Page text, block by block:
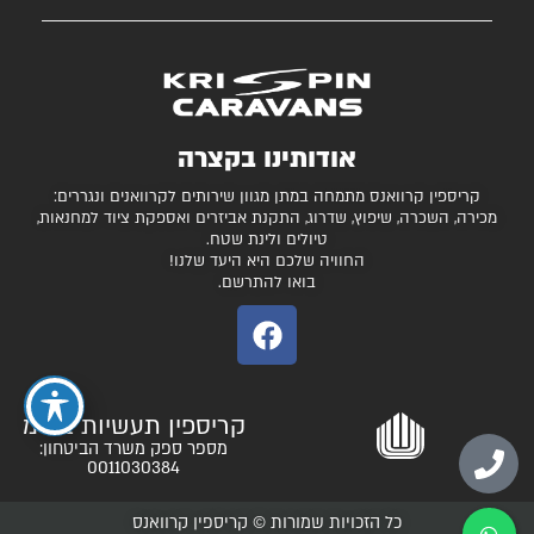
עצמונה 16, אזה"ת מישור אדומים
השירותים שלנו
חניונים מומלצים
יצירת קשר
ציוד ואביזרים נלווים
אודותינו בקצרה
קריספין קרוואנס מתמחה במתן מגוון שירותים לקרוואנים ונגררים:
מכירה, השכרה, שיפוץ, שדרוג, התקנת אביזרים ואספקת ציוד למחנאות,
טיולים ולינת שטח.
החוויה שלכם היא היעד שלנו!
בואו להתרשם.
קריספין תעשיות בע"מ
מספר ספק משרד הביטחון:
0011030384
כל הזכויות שמורות © קריספין קרוואנס